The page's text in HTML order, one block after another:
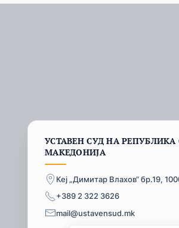
УСТАВЕН СУД НА РЕПУБЛИКА
МАКЕДОНИЈА
Кеј „Димитар Влахов“ бр.19,
+389 2 322 3626
mail@ustavensud.mk